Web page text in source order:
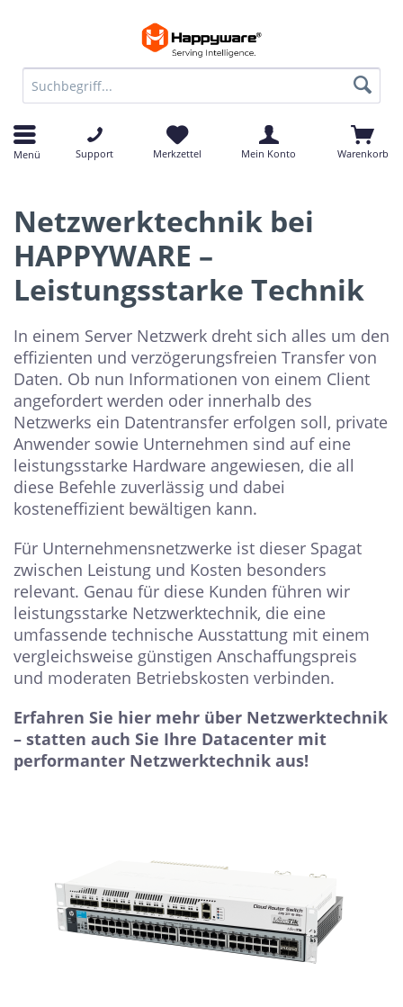
Menü Support Merkzettel Mein Konto Warenkorb
Netzwerktechnik bei
HAPPYWARE –
Leistungsstarke Technik
In einem Server Netzwerk dreht sich alles um den
effizienten und verzögerungsfreien Transfer von
Daten. Ob nun Informationen von einem Client
angefordert werden oder innerhalb des
Netzwerks ein Datentransfer erfolgen soll, private
Anwender sowie Unternehmen sind auf eine
leistungsstarke Hardware angewiesen, die all
diese Befehle zuverlässig und dabei
kosteneffizient bewältigen kann.
Für Unternehmensnetzwerke ist dieser Spagat
zwischen Leistung und Kosten besonders
relevant. Genau für diese Kunden führen wir
leistungsstarke Netzwerktechnik, die eine
umfassende technische Ausstattung mit einem
vergleichsweise günstigen Anschaffungspreis
und moderaten Betriebskosten verbinden.
Erfahren Sie hier mehr über Netzwerktechnik
– statten auch Sie Ihre Datacenter mit
performanter Netzwerktechnik aus!